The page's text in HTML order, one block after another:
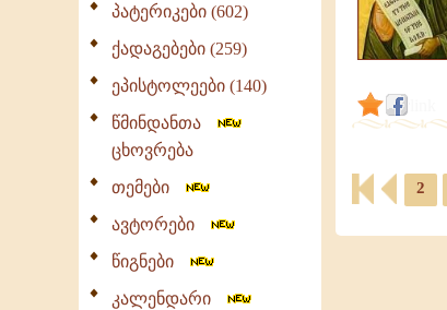
პატერიკები (602)
ქადაგებები (259)
ეპისტოლეები (140)
წმინდანთა
ცხოვრება
თემები
ავტორები
წიგნები
კალენდარი
2